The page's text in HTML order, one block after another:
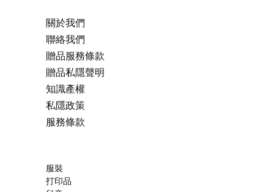
關於我們
聯絡我們
贈品服務條款
贈品私隱聲明
知識產權
私隱政策
服務條款
服裝
打印品